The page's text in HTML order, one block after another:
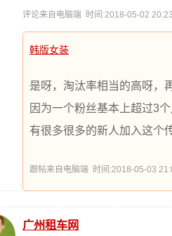
评论来自电脑端 时间:2018-05-02
韩版女装
是呀，淘汰率相当的高呀，
因为一个粉丝基本上超过3
有很多很多的新人加入这个
跟帖来自电脑端 时间:2018-05-03
广州租车网